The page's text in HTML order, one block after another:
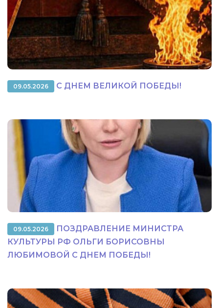
09.05.2026 С ДНЕМ ВЕЛИКОЙ ПОБЕДЫ!
09.05.2026
ПОЗДРАВЛЕНИЕ МИНИСТРА
КУЛЬТУРЫ РФ ОЛЬГИ БОРИСОВНЫ
ЛЮБИМОВОЙ С ДНЕМ ПОБЕДЫ!